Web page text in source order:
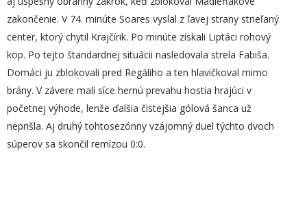
zakončenie. V 74. minúte Soares vyslal z ľavej strany strieľaný
center, ktorý chytil Krajčírik. Po minúte získali Liptáci rohový
kop. Po tejto štandardnej situácii nasledovala strela Fabiša.
Domáci ju zblokovali pred Regáliho a ten hlavičkoval mimo
brány. V závere mali síce hernú prevahu hostia hrajúci v
početnej výhode, lenže ďalšia čistejšia gólová šanca už
neprišla. Aj druhý tohtosezónny vzájomný duel týchto dvoch
súperov sa skončil remízou 0:0.